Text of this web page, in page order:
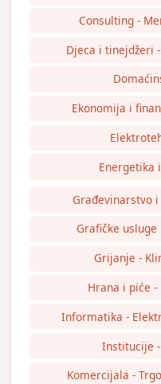
Consulting -
Djeca i tinejdžeri
Ekonomija i
Energetika
Građevinarstvo
Grafičke
Grijanje -
Hrana i piće -
Informatika -
Institucije
Komercijala -